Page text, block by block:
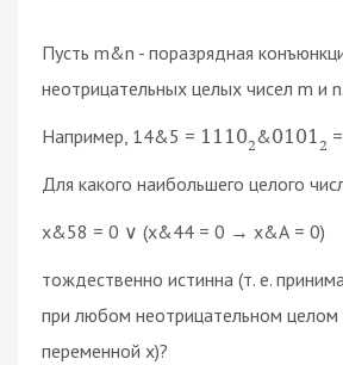
Пусть m&n - поразрядная
неотрицательных целых чисел m и n.
Например, 14&5 = 11102&0101 2 =
Для какого наибольшего целого
x&58 = 0 ∨ (x&44 = 0 → x&А = 0)
тождественно истинна (т. е.
при любом неотрицательном целом
переменной x)?